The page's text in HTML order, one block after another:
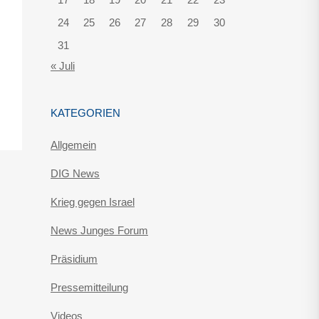
24
25 26 27 28 29
30
31
« Juli
KATEGORIEN
Allgemein
DIG News
Krieg gegen Israel
News Junges Forum
Präsidium
Pressemitteilung
Videos